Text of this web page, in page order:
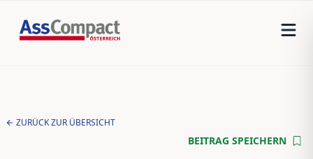
ZURÜCK ZUR ÜBERSICHT
BEITRAG SPEICHERN